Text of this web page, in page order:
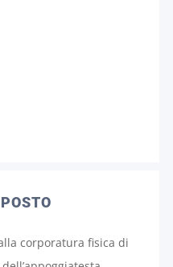
corporatura fisica di